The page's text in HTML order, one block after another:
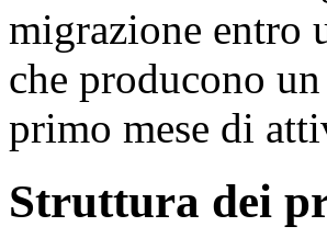
migrazione entro
che producono
primo mese di
Struttura dei